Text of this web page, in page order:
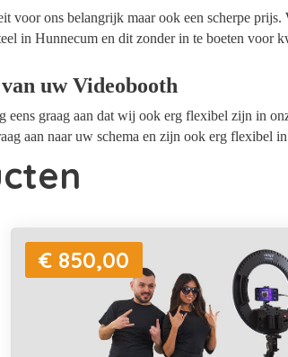
voor ons belangrijk maar ook een scherpe
in Hunnecum en dit zonder in te boeten voor
uw Videobooth
eens graag aan dat wij ook erg flexibel zijn in
aan naar uw schema en zijn ook erg flexibel
€ 850,00